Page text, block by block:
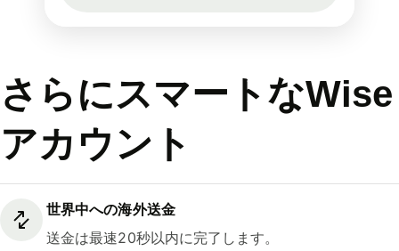
さらにスマートなWise
アカウント
世界中への海外送金
送金は最速20秒以内に完了します。